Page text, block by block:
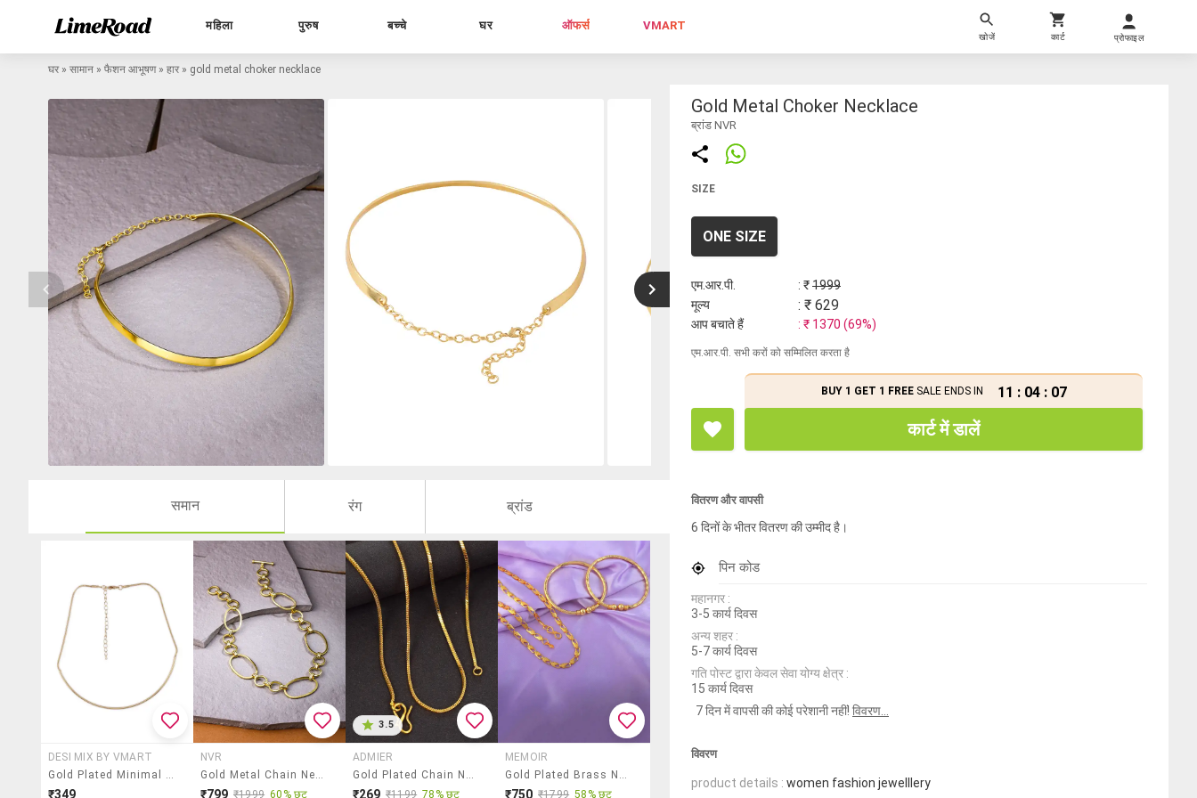
महिला पुरुष बच्चे घर ऑफर्स VMART
खोजें कार्ट प्रोफाइल
घर » सामान » फैशन आभूषण » हार » gold metal choker necklace
समान रंग ब्रांड
DESI MIX BY VMART
Gold Plated Minimal Necklace
₹349
NVR
Gold Metal Chain Necklace
₹799 ₹1999 60% छूट
3.5
ADMIER
Gold Plated Chain Necklace
₹269 ₹1199 78% छूट
MEMOIR
Gold Plated Brass Necklace Bangle Set
₹750 ₹1799 58% छूट
Gold Metal Choker Necklace
ब्रांड NVR
SIZE
ONE SIZE
एम.आर.पी. : ₹1999
मूल्य
: ₹ 629
आप बचाते हैं : ₹ 1370 (69%)
एम.आर.पी. सभी करों को सम्मिलित करता है
BUY 1 GET 1 FREESALE ENDS IN 11 : 04 : 07
कार्ट में डालें
वितरण और वापसी
6 दिनों के भीतर वितरण की उम्मीद है।
पिन कोड
महानगर :
3-5 कार्य दिवस
अन्य शहर :
5-7 कार्य दिवस
गति पोस्ट द्वारा केवल सेवा योग्य क्षेत्र :
15 कार्य दिवस
7 दिन में वापसी की कोई परेशानी नहीं! विवरण...
विवरण
product details : women fashion jewelllery